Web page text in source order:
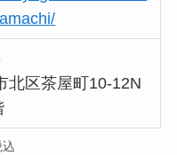
北区茶屋町10-12N